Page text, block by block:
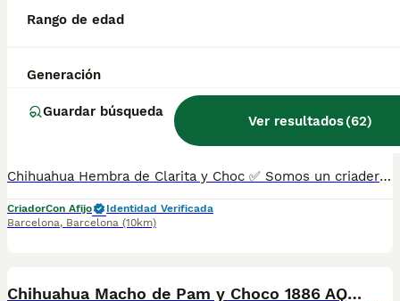
Rango de edad
Generación
Guardar búsqueda
Ver resultados(62)
6 meses
Chihuahua Hembra de Clarita y Choc ✅ Somos un criadero autorizado y certificado por la Generalitat de Catalunya bajo el número de Núcleo Zoológico G25/00314. PARA MÁS INFORMACIÓN: ☎️ 933095977 📱 685878504 / 674320847 💻 Más fotos y vídeos en nuestra web www.aquanatura.es 🚙 Hacemos envíos 📌 Calle Roger de Flor 45, muy cerca del Arc de Triomf de Barcelona, de Lunes a Sábados. Se entregan con sus vacunas, desparasitados interna y externamente, con microchip y su registro, cartilla sanitaria y contrato de garantías, documentación legal y factura. AQUANATURA
CriadorCon Afijo
Identidad Verificada
Barcelona, Barcelona (10km)
Chihuahua Macho de Pam y Choco 1886 AQUANATURA